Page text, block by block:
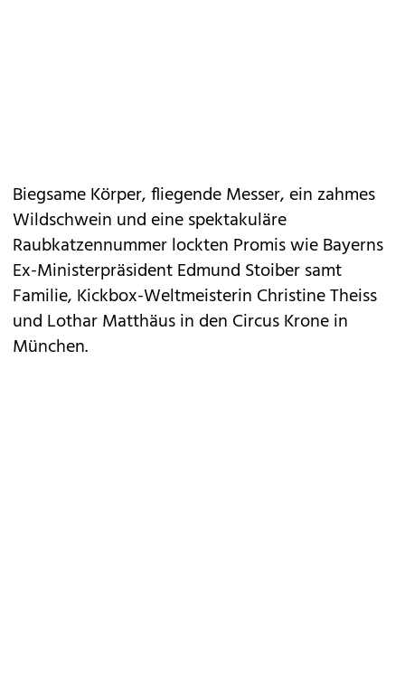
Biegsame Körper, fliegende Messer, ein zahmes
Wildschwein und eine spektakuläre
Raubkatzennummer lockten Promis wie Bayerns
Ex-Ministerpräsident Edmund Stoiber samt
Familie, Kickbox-Weltmeisterin Christine Theiss
und Lothar Matthäus in den Circus Krone in
München.